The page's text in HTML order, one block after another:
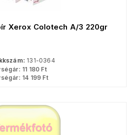
Xerox Colotech A/3 220gr
131-0364
11 180 Ft
14 199 Ft